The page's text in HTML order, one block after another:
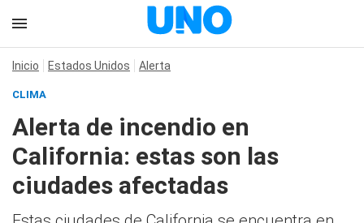
Inicio Estados Unidos Alerta
CLIMA
Alerta de incendio en
California: estas son las
ciudades afectadas